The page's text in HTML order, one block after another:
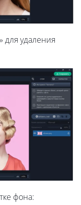
для удаления
фона: